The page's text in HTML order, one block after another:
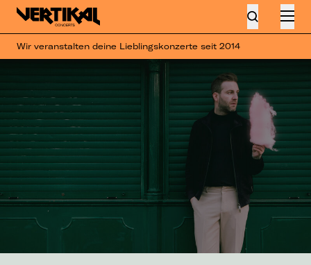
Wir veranstalten deine Lieblingskonzerte seit 2014